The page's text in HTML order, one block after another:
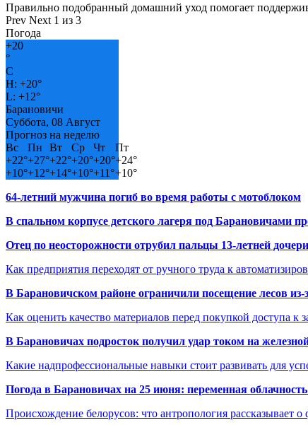
Правильно подобранный домашний уход помогает
Prev Next 1 из 3
Погода
+20
°
C
H: +20°
L: +12°
Барановичи
Суббота, 08 Август
Прогноз на неделю
Вс
Пн Вт Ср Чт
Пт
+22°+27°+22°+20°+20°+24°
+10°+12°+14°+10°+11°+10°
64-летний мужчина погиб во время работы с мотоблоком
В спальном корпусе детского лагеря под Барановичами
Отец по неосторожности отрубил пальцы 13-летней дочери
Как предприятия переходят от ручного труда к
В Барановичском районе ограничили посещение лесов
Как оценить качество материалов перед покупкой доступа к
В Барановичах подросток получил удар током на
Какие надпрофессиональные навыки стоит развивать для
Погода в Барановичах на 25 июня: переменная
Происхождение белорусов: что антропология рассказывает